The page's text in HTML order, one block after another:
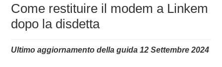
Come restituire il modem a Linkem
dopo la disdetta
Ultimo aggiornamento della guida 12 Settembre 2024